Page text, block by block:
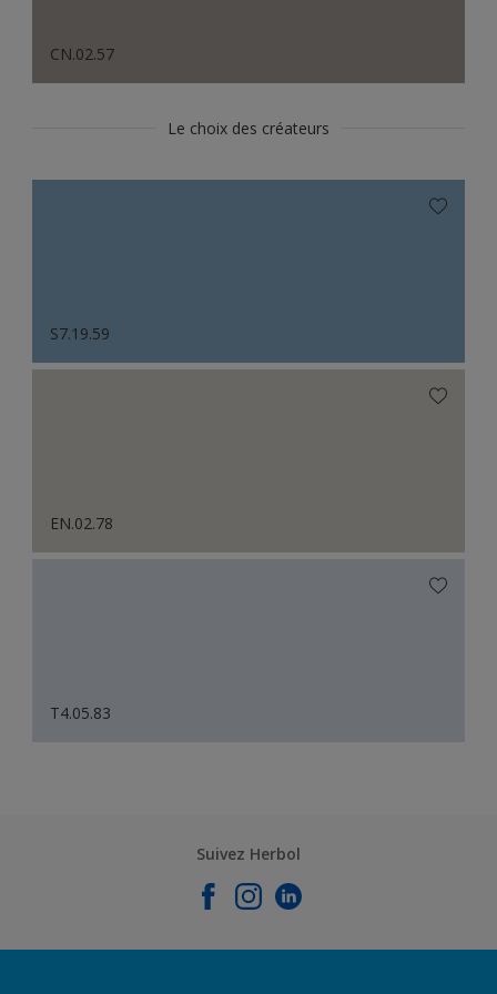
CN.02.57
Le choix des créateurs
S7.19.59
EN.02.78
T4.05.83
Suivez Herbol